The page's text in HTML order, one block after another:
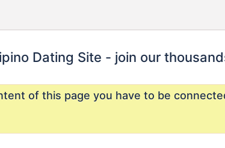
Dating Site - join our
of this page you have to be